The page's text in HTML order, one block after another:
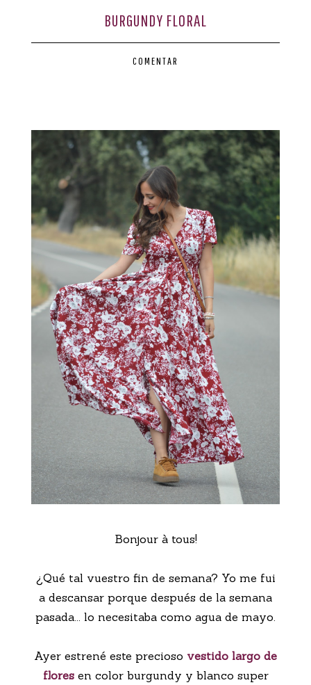
BURGUNDY FLORAL
COMENTAR
Bonjour à tous!
¿Qué tal vuestro fin de semana? Yo me fui
a descansar porque después de la semana
pasada... lo necesitaba como agua de mayo.
Ayer estrené este precioso vestido largo de
floresen color burgundy y blanco super